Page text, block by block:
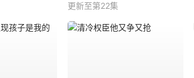
更新至第22集